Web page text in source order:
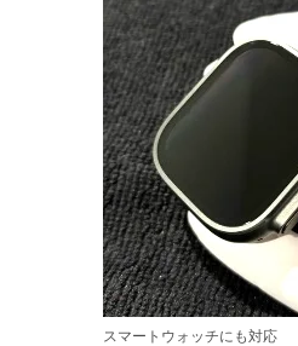
スマートウォッチにも対応